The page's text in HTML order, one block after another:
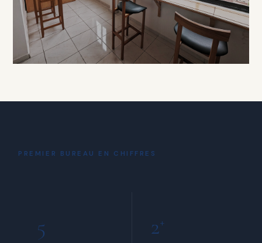
Coin Café
INCLUS POUR TOUS LES MEMBRES
PREMIER BUREAU EN CHIFFRES
5 2+